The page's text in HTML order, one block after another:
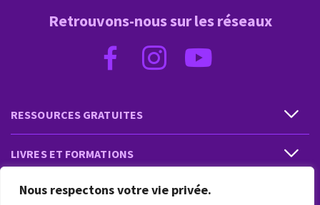
Nous respectons votre vie privée.
RESSOURCES GRATUITES
LIVRES ET FORMATIONS
PRESTATIONS ET PRODUITS
Retrouvons-nous sur les réseaux